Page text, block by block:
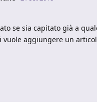
se sia capitato già a
vuole aggiungere un